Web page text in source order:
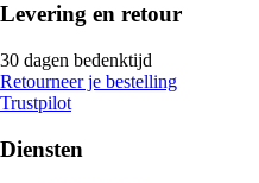
Levering en retour
30 dagen bedenktijd
Retourneer je bestelling
Trustpilot
Diensten